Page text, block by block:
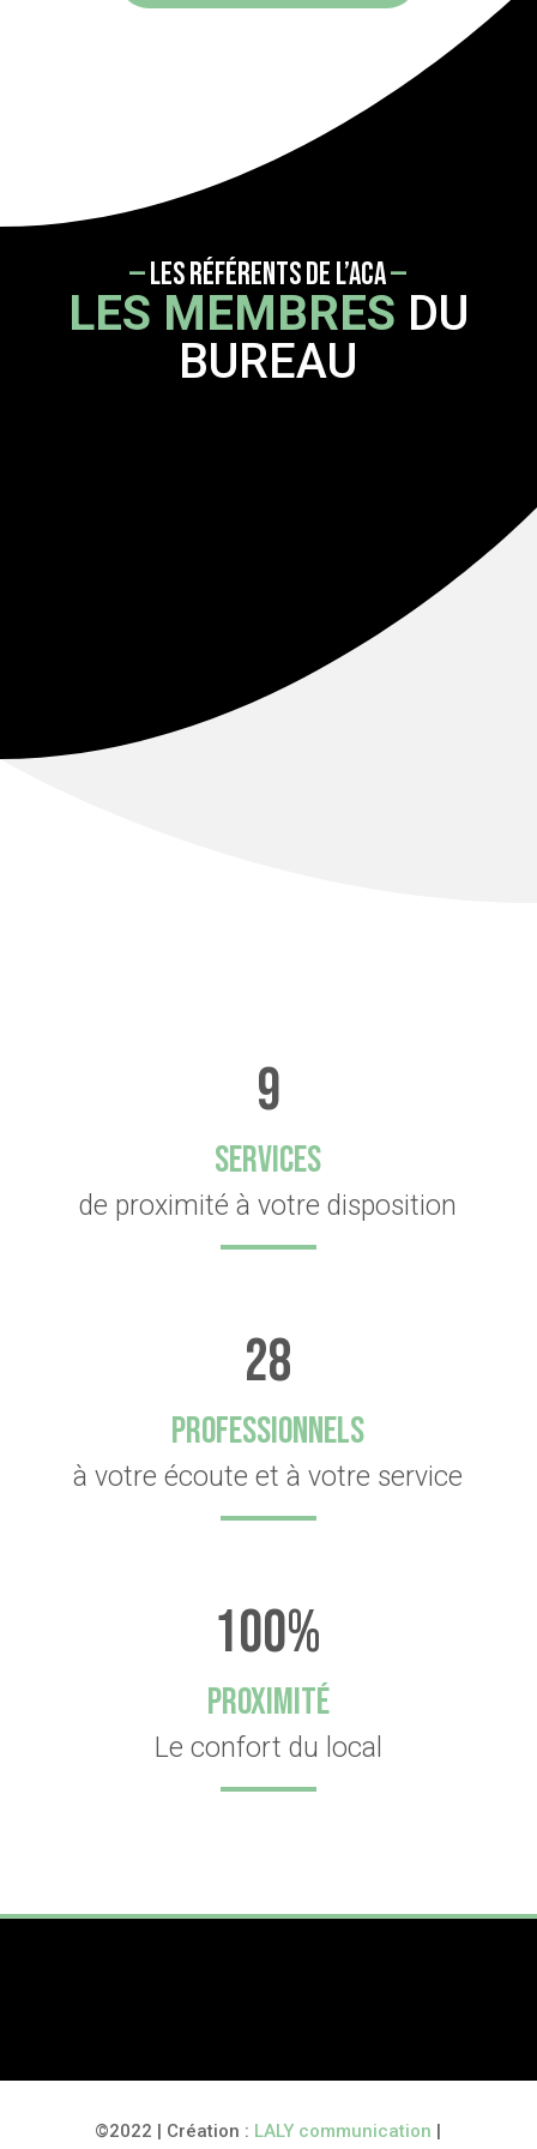
—LES RÉFÉRENTS DE L’ACA—
LES MEMBRES DU
BUREAU
9
SERVICES
de proximité à votre disposition
28
PROFESSIONNELS
à votre écoute et à votre service
100%
PROXIMITÉ
Le confort du local
©2022 | Création : LALY communication |